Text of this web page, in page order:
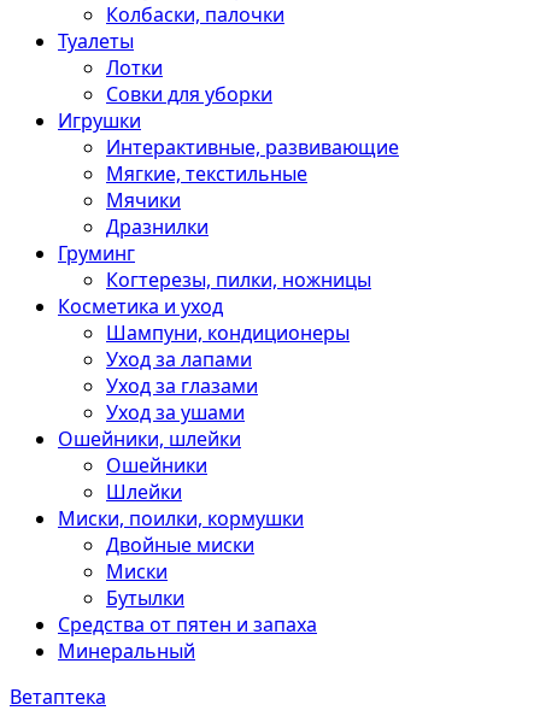
Колбаски, палочки
Туалеты
Лотки
Совки для уборки
Игрушки
Интерактивные, развивающие
Мягкие, текстильные
Мячики
Дразнилки
Груминг
Когтерезы, пилки, ножницы
Косметика и уход
Шампуни, кондиционеры
Уход за лапами
Уход за глазами
Уход за ушами
Ошейники, шлейки
Ошейники
Шлейки
Миски, поилки, кормушки
Двойные миски
Миски
Бутылки
Средства от пятен и запаха
Минеральный
Ветаптека